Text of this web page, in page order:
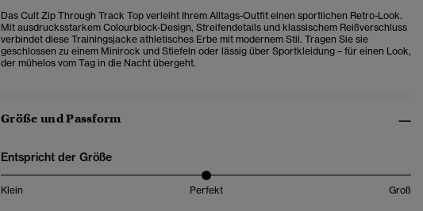
Das Cult Zip Through Track Top verleiht Ihrem Alltags-Outfit einen sportlichen Retro-Look.
Mit ausdrucksstarkem Colourblock-Design, Streifendetails und klassischem Reißverschluss
verbindet diese Trainingsjacke athletisches Erbe mit modernem Stil. Tragen Sie sie
geschlossen zu einem Minirock und Stiefeln oder lässig über Sportkleidung – für einen Look,
der mühelos vom Tag in die Nacht übergeht.
Größe und Passform
Entspricht der Größe
Klein Perfekt Groß